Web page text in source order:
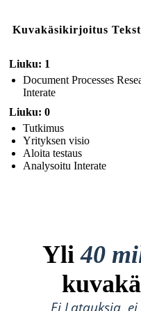
Kuvakäsikirjoitus
Liuku: 1
Document Processes
Interate
Liuku: 0
Tutkimus
Yrityksen visio
Aloita testaus
Analysoitu Interate
Yli40